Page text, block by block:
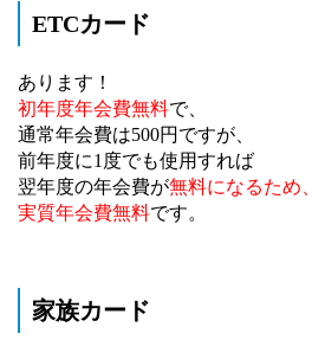
ETCカード
あります！
初年度年会費無料で、
通常年会費は500円ですが、
前年度に1度でも使用すれば
翌年度の年会費が無料になるため、
実質年会費無料です。
家族カード